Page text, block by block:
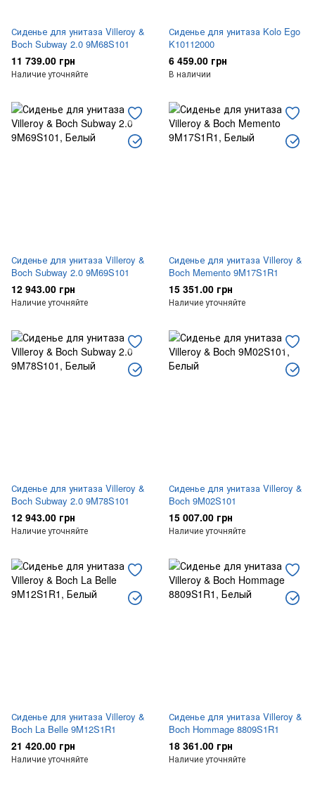
Сиденье для унитаза Villeroy &
Boch Subway 2.0 9M68S101
11 739.00 грн
Наличие уточняйте
Сиденье для унитаза Kolo Ego
K10112000
6 459.00 грн
В наличии
Сиденье для унитаза Villeroy &
Boch Subway 2.0 9M69S101
12 943.00 грн
Наличие уточняйте
Сиденье для унитаза Villeroy &
Boch Memento 9M17S1R1
15 351.00 грн
Наличие уточняйте
Сиденье для унитаза Villeroy &
Boch Subway 2.0 9M78S101
12 943.00 грн
Наличие уточняйте
Сиденье для унитаза Villeroy &
Boch 9M02S101
15 007.00 грн
Наличие уточняйте
Сиденье для унитаза Villeroy &
Boch La Belle 9M12S1R1
21 420.00 грн
Наличие уточняйте
Сиденье для унитаза Villeroy &
Boch Hommage 8809S1R1
18 361.00 грн
Наличие уточняйте